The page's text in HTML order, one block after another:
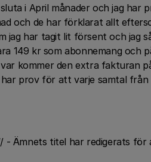
i April månader och jag har
och de har förklarat allt
jag har tagit lit försent och jag
149 kr som abonnemang
kommer den extra fakturan
prov för att varje samtal från
- Ämnets titel har redigerats